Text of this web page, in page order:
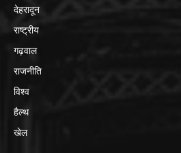
देहरादून
राष्ट्रीय
गढ़वाल
राजनीति
विश्व
हैल्थ
खेल